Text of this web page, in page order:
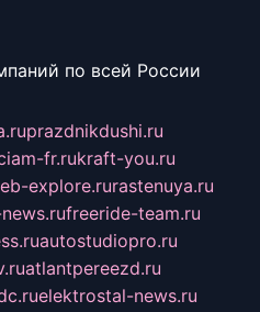
по всей России
prazdnikdushi.ru
fr.rukraft-you.ru
explore.rurastenuya.ru
freeride-team.ru
autostudiopro.ru
atlantpereezd.ru
elektrostal-news.ru